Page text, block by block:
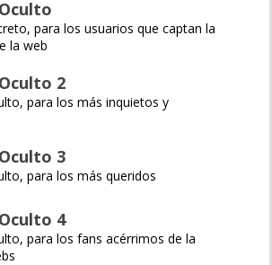
para los usuarios que captan la
la web
2
para los más inquietos y
3
para los más queridos
4
para los fans acérrimos de la